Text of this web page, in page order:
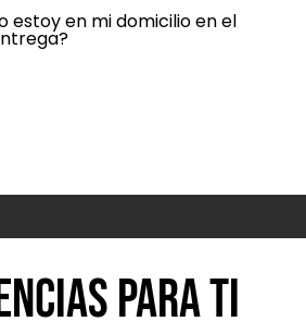
estoy en mi domicilio en el
para ti